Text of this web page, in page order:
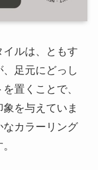
ルは、ともす
足元にどっし
置くことで、
を与えていま
カラーリング